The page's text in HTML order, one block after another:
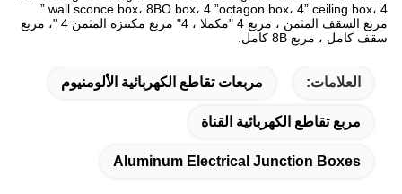
wall sconce box، 8BO box، 4 ”octagon box، 4” ceiling box، 4 ”
مربع السقف المثمن ، مربع 4 "مكملا ، 4" مربع مكتنزة المثمن 4 "، مربع
سقف كامل ، مربع 8B كامل.
العلامات: مربعات تقاطع الكهربائية الألومنيوم
مربع تقاطع الكهربائية القناة
Aluminum Electrical Junction Boxes